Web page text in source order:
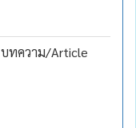
บทความ/Article